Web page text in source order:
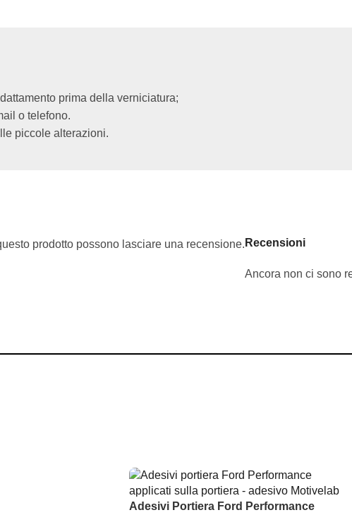
prima della verniciatura;
o telefono.
piccole alterazioni.
Recensioni
Ancora non ci sono
prodotto possono lasciare una recensione.
Adesivi Portiera Ford Performance